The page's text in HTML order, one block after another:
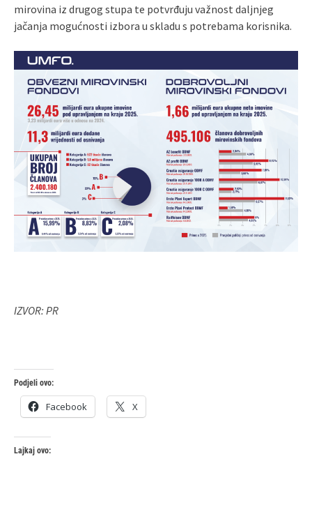
mirovina iz drugog stupa te potvrđuju važnost daljnjeg
jačanja mogućnosti izbora u skladu s potrebama korisnika.
IZVOR: PR
Podjeli ovo:
Facebook X
Lajkaj ovo: